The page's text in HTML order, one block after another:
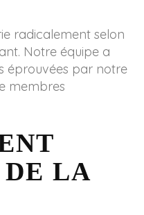
radicalement selon
Notre équipe a
éprouvées par notre
membres
LA